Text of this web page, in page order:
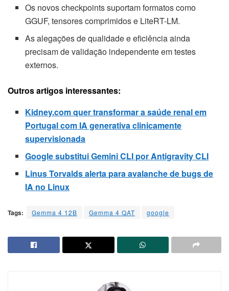
Os novos checkpoints suportam formatos como
GGUF, tensores comprimidos e LiteRT-LM.
As alegações de qualidade e eficiência ainda
precisam de validação independente em testes
externos.
Outros artigos interessantes:
Kidney.com quer transformar a saúde renal em
Portugal com IA generativa clinicamente
supervisionada
Google substitui Gemini CLI por Antigravity CLI
Linus Torvalds alerta para avalanche de bugs de
IA no Linux
Tags: Gemma 4 12B Gemma 4 QAT google